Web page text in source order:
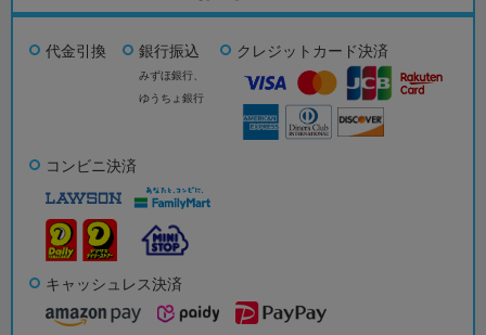
代金引換 銀行振込
みずほ銀行、
ゆうちょ銀行
クレジットカード決済
コンビニ決済
キャッシュレス決済